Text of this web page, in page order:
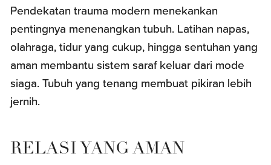
Pendekatan trauma modern menekankan
pentingnya menenangkan tubuh. Latihan napas,
olahraga, tidur yang cukup, hingga sentuhan yang
aman membantu sistem saraf keluar dari mode
siaga. Tubuh yang tenang membuat pikiran lebih
jernih.
RELASI YANG AMAN